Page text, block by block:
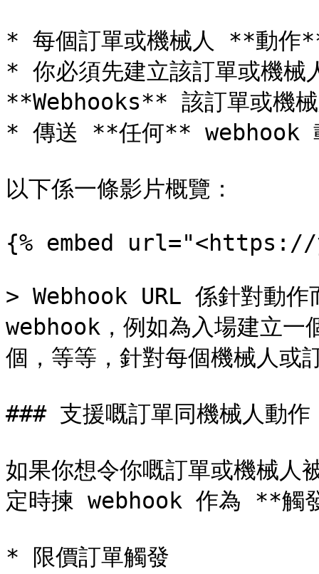
* 每個訂單或機械人 **動作
* 你必須先建立該訂單或機械
**Webhooks** 該訂單或機
* 傳送 **任何** webhook
以下係一條影片概覽：
{% embed url="<https://
> Webhook URL 係針對動作
webhook，例如為入場建立一
個，等等，針對每個機械人或
### 支援嘅訂單同機械人動作
如果你想令你嘅訂單或機械
定時揀 webhook 作為 **觸
* 限價訂單觸發